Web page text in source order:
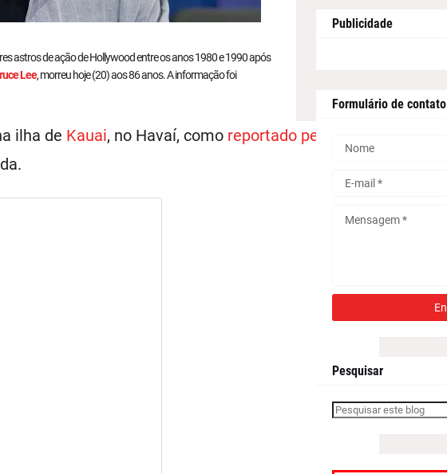
astros de ação de Hollywood entre os anos 1980 e 1990 após
Lee, morreu hoje (20) aos 86 anos. A informação foi
ilha de Kauai, no Havaí, como reportado pelo TMZ
Publicidade
Formulário de contato
Pesquisar